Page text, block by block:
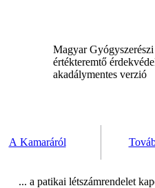
Magyar
értékteremtő
akadálymentes verzió
A Kamaráról
... a patikai létszámrendelet